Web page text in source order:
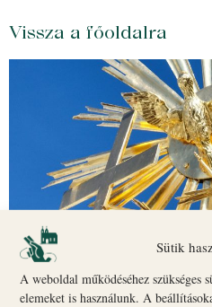
Sütik
A weboldal működéséhez
elemeket is használunk. A
Vissza a főoldalra